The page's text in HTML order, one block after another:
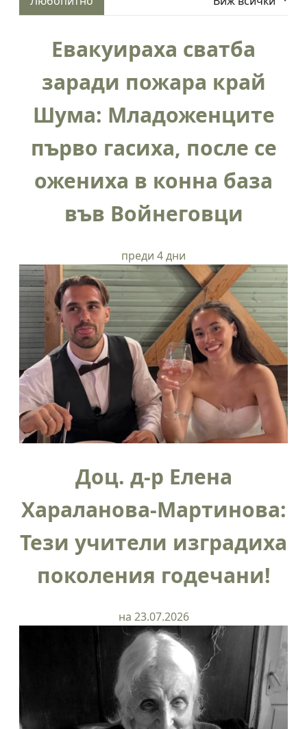
Евакуираха сватба
заради пожара край
Шума: Младоженците
първо гасиха, после се
ожениха в конна база
във Войнеговци
преди 4 дни
Доц. д-р Елена
Хараланова-Мартинова:
Тези учители изградиха
поколения годечани!
на 23.07.2026